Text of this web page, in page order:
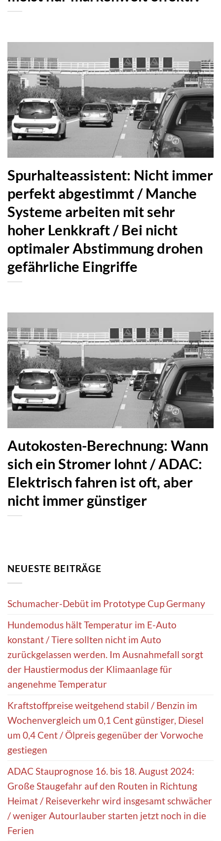
Spurhalteassistent: Nicht immer
perfekt abgestimmt / Manche
Systeme arbeiten mit sehr
hoher Lenkkraft / Bei nicht
optimaler Abstimmung drohen
gefährliche Eingriffe
Autokosten-Berechnung: Wann
sich ein Stromer lohnt / ADAC:
Elektrisch fahren ist oft, aber
nicht immer günstiger
NEUESTE BEITRÄGE
Schumacher-Debüt im Prototype Cup Germany
Hundemodus hält Temperatur im E-Auto
konstant / Tiere sollten nicht im Auto
zurückgelassen werden. Im Ausnahmefall sorgt
der Haustiermodus der Klimaanlage für
angenehme Temperatur
Kraftstoffpreise weitgehend stabil / Benzin im
Wochenvergleich um 0,1 Cent günstiger, Diesel
um 0,4 Cent / Ölpreis gegenüber der Vorwoche
gestiegen
ADAC Stauprognose 16. bis 18. August 2024:
Große Staugefahr auf den Routen in Richtung
Heimat / Reiseverkehr wird insgesamt schwächer
/ weniger Autourlauber starten jetzt noch in die
Ferien